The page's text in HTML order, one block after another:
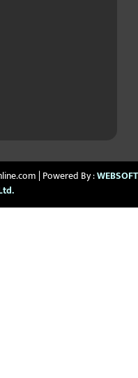
| Powered By :WEBSOFT